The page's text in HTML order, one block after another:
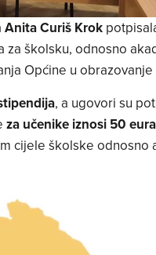
Anita Curiš Krok
za školsku, odnosno
Općine u obrazovanje
, a ugovori su
za učenike iznosi 50 eura
cijele školske odnosno